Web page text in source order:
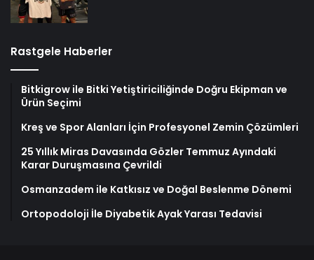
Rastgele Haberler
Bitkigrow ile Bitki Yetiştiriciliğinde Doğru Ekipman ve
Ürün Seçimi
Kreş ve Spor Alanları İçin Profesyonel Zemin Çözümleri
25 Yıllık Miras Davasında Gözler Temmuz Ayındaki
Karar Duruşmasına Çevrildi
Osmanzadem ile Katkısız ve Doğal Beslenme Dönemi
Ortopodoloji İle Diyabetik Ayak Yarası Tedavisi